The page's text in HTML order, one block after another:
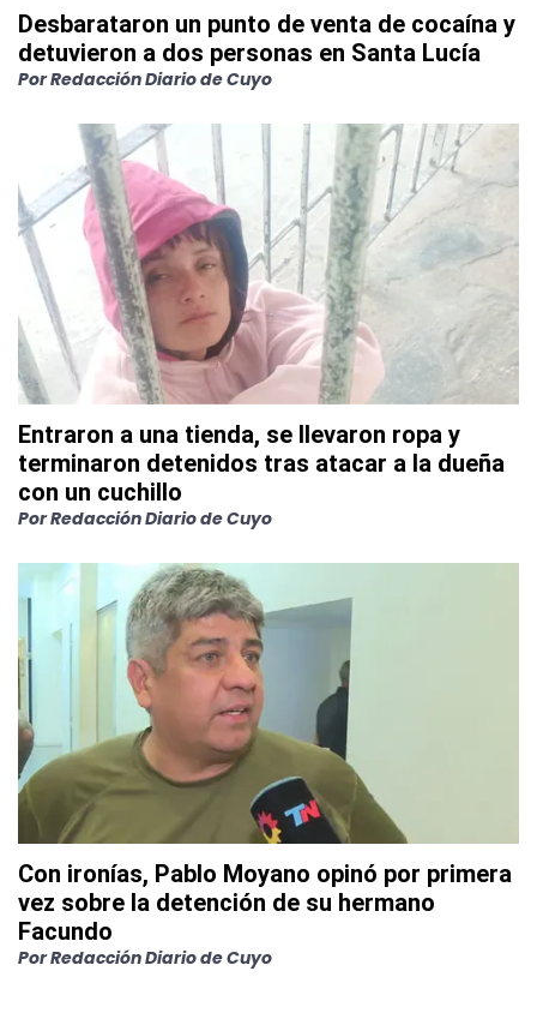
Desbarataron un punto de venta de cocaína y
detuvieron a dos personas en Santa Lucía
PorRedacción Diario de Cuyo
Entraron a una tienda, se llevaron ropa y
terminaron detenidos tras atacar a la dueña
con un cuchillo
PorRedacción Diario de Cuyo
Con ironías, Pablo Moyano opinó por primera
vez sobre la detención de su hermano
Facundo
PorRedacción Diario de Cuyo